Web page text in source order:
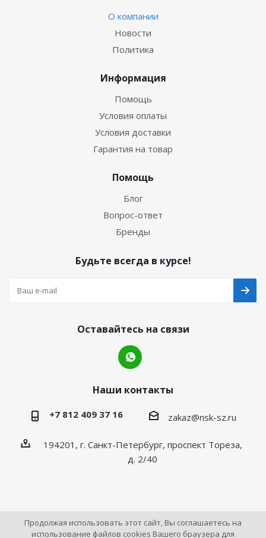
О компании
Новости
Политика
Информация
Помощь
Условия оплаты
Условия доставки
Гарантия на товар
Помощь
Блог
Вопрос-ответ
Бренды
Будьте всегда в курсе!
Оставайтесь на связи
Наши контакты
+7 812 409 37 16 zakaz@nsk-sz.ru
194201, г. Санкт-Петербург, проспект Тореза,
д. 2/40
2026 © Все права защищены «НСК Северо-Запад».
Продолжая использовать этот сайт, Вы соглашаетесь на
использование файлов cookies Вашего браузера для